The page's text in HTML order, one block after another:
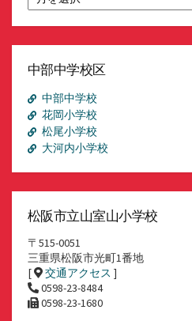
別
ア
イ
中部中学校区
中部中学校
花岡小学校
松尾小学校
大河内小学校
松阪市立山室山小学校
〒515-0051
三重県松阪市光町1番地
[
交通アクセス ]
0598-23-8484
0598-23-1680